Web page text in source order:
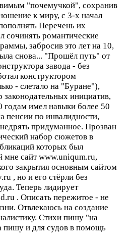
"почемучкой", сохранив
к миру, с 3-х начал
Перечень их
сочинять романтические
забросив это лет на 10,
снова... "Прошёл путь" от
завода - без
конструктором
- слетало на "Буране"),
инициатив,
годам имел навыки более 50
пенсии по инвалидности,
придуманное. Прозван
набор сюжетов в
которых был
мне сайт www.uniqum.ru,
закрытия основным сайтом
, но и его стёрли без
Теперь лидирует
. Описать пережитое - не
Отвлекаюсь на создание
Стихи пишу "на
пишу и для судов в помощь